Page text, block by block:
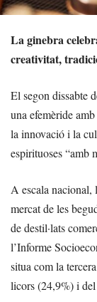
La ginebra
creativitat,
El segon dissabte
una efemèride
la innovació i la
espirituoses “amb
A escala nacional,
mercat de les
de destil·lats
l’Informe
situa com la
licors (24,9%) i